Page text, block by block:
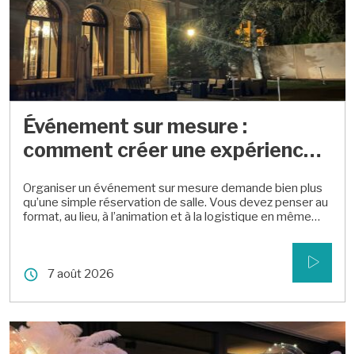
Événement sur mesure :
comment créer une expérience
entreprise
Organiser un événement sur mesure demande bien plus
qu’une simple réservation de salle. Vous devez penser au
format, au lieu, à l’animation et à la logistique en même
culture et ses contraintes de budget ou de calendrier.
C’est pourquoi une approche standardisée ne répond que
rarement aux […]
7 août 2026